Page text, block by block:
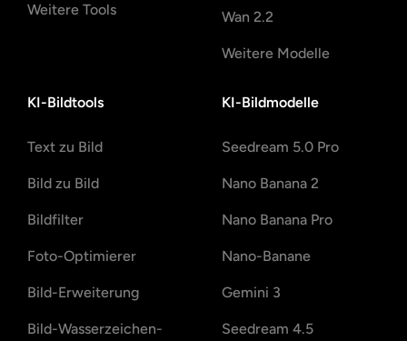
Weitere Tools Wan 2.2
Weitere Modelle
KI-Bildtools
Text zu Bild
Bild zu Bild
Bildfilter
Foto-Optimierer
Bild-Erweiterung
Bild-Wasserzeichen-
KI-Bildmodelle
Seedream 5.0 Pro
Nano Banana 2
Nano Banana Pro
Nano-Banane
Gemini 3
Seedream 4.5